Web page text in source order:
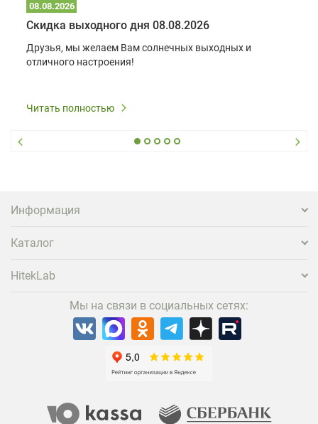
08.08.2026
Скидка выходного дня 08.08.2026
Друзья, мы желаем Вам солнечных выходных и
отличного настроения!
Читать полностью
Информация
Каталог
HitekLab
Мы на связи в социальных сетях: